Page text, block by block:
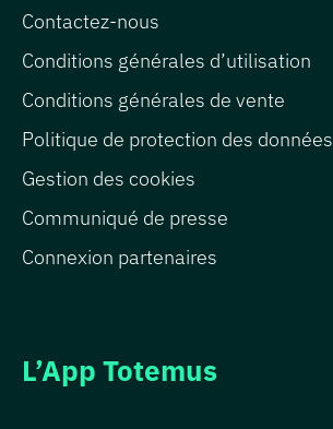
Contactez-nous
Conditions générales d’utilisation
Conditions générales de vente
Politique de protection des données
Gestion des cookies
Communiqué de presse
Connexion partenaires
L’App Totemus